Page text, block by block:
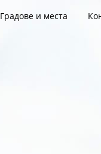
Градове и места